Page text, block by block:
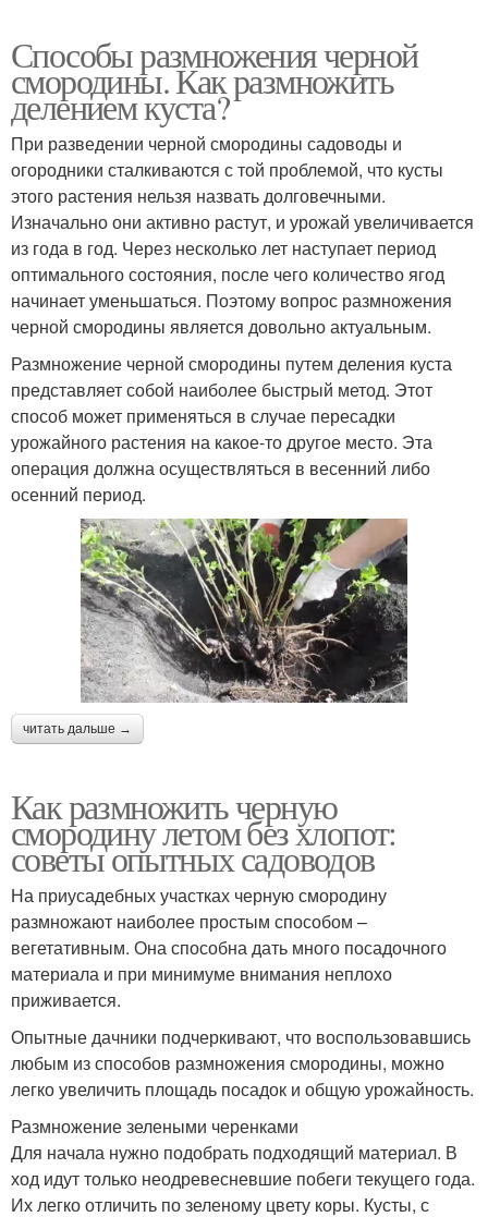
Способы размножения черной
смородины. Как размножить
делением куста?
При разведении черной смородины садоводы и
огородники сталкиваются с той проблемой, что кусты
этого растения нельзя назвать долговечными.
Изначально они активно растут, и урожай увеличивается
из года в год. Через несколько лет наступает период
оптимального состояния, после чего количество ягод
начинает уменьшаться. Поэтому вопрос размножения
черной смородины является довольно актуальным.
Размножение черной смородины путем деления куста
представляет собой наиболее быстрый метод. Этот
способ может применяться в случае пересадки
урожайного растения на какое-то другое место. Эта
операция должна осуществляться в весенний либо
осенний период.
читать дальше →
Как размножить черную
смородину летом без хлопот:
советы опытных садоводов
На приусадебных участках черную смородину
размножают наиболее простым способом –
вегетативным. Она способна дать много посадочного
материала и при минимуме внимания неплохо
приживается.
Опытные дачники подчеркивают, что воспользовавшись
любым из способов размножения смородины, можно
легко увеличить площадь посадок и общую урожайность.
Размножение зелеными черенками
Для начала нужно подобрать подходящий материал. В
ход идут только неодревесневшие побеги текущего года.
Их легко отличить по зеленому цвету коры. Кусты, с